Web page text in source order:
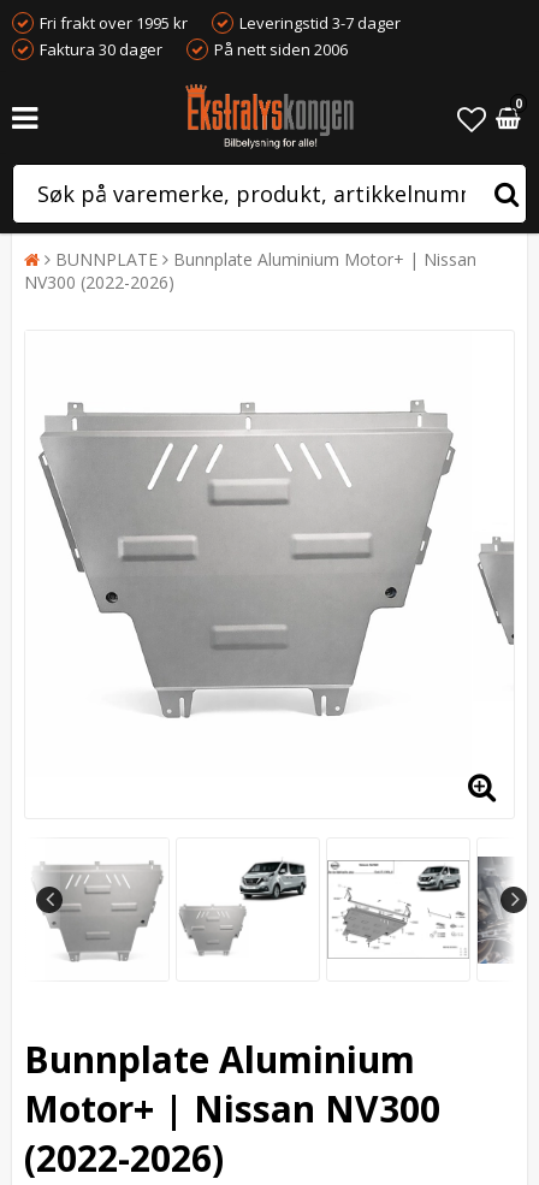
Fri frakt over 1995 kr
Leveringstid 3-7 dager
Faktura 30 dager
På nett siden 2006
0
BUNNPLATE
Bunnplate Aluminium Motor+ | Nissan
NV300 (2022-2026)
Bunnplate Aluminium
Motor+ | Nissan NV300
(2022-2026)